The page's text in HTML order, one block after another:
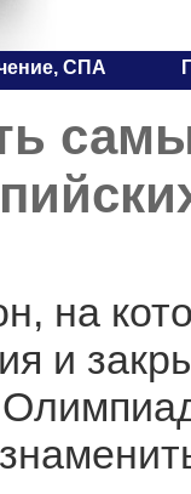
СПА
на
и